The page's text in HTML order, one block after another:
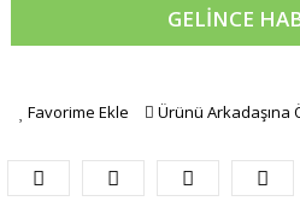
GELİNCE
Favorime Ekle Ürünü Arkadaşına